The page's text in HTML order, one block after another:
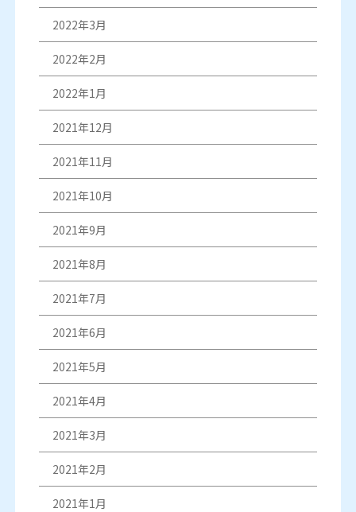
2022年3月
2022年2月
2022年1月
2021年12月
2021年11月
2021年10月
2021年9月
2021年8月
2021年7月
2021年6月
2021年5月
2021年4月
2021年3月
2021年2月
2021年1月